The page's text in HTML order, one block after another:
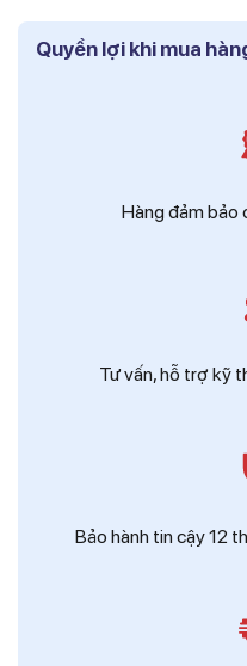
0916 804 808
Mr Trâm - Điện
Quyền lợi khi mua
Hàng đảm bảo
Tư vấn, hỗ trợ kỹ
Bảo hành tin cậy 12